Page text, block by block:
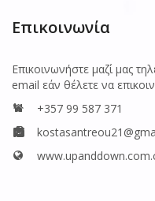
Επικοινωνία
Επικοινωνήστε μαζί μας
email εάν θέλετε να
+357 99 587 371